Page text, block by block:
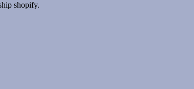
shopify.